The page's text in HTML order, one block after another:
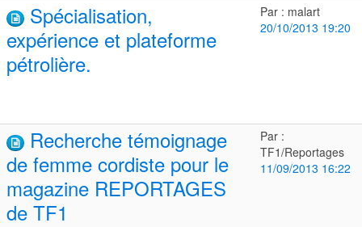
Spécialisation,
expérience et plateforme
pétrolière.
Par : malart
20/10/2013 19:20
Recherche témoignage
de femme cordiste pour le
magazine REPORTAGES
de TF1
Par :
TF1/Reportages
11/09/2013 16:22